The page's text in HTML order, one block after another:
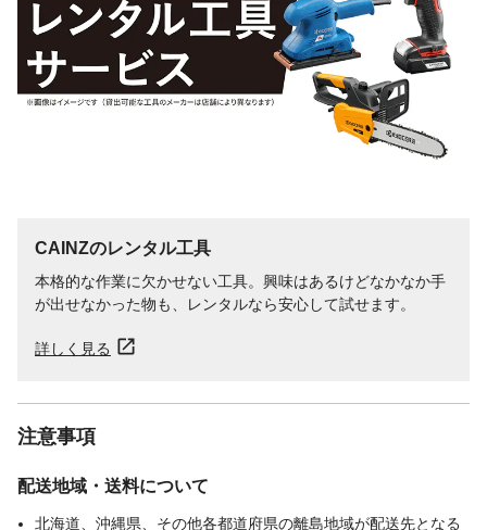
CAINZのレンタル工具
本格的な作業に欠かせない工具。興味はあるけどなかなか手
が出せなかった物も、レンタルなら安心して試せます。
詳しく見る
注意事項
配送地域・送料について
北海道、沖縄県、その他各都道府県の離島地域が配送先となる